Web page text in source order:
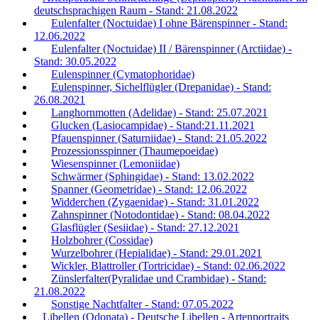
deutschsprachigen Raum - Stand: 21.08.2022
Eulenfalter (Noctuidae) I ohne Bärenspinner - Stand:
12.06.2022
Eulenfalter (Noctuidae) II / Bärenspinner (Arctiidae) -
Stand: 30.05.2022
Eulenspinner (Cymatophoridae)
Eulenspinner, Sichelflügler (Drepanidae) - Stand:
26.08.2021
Langhornmotten (Adelidae) - Stand: 25.07.2021
Glucken (Lasiocampidae) - Stand:21.11.2021
Pfauenspinner (Saturniidae) - Stand: 21.05.2022
Prozessionsspinner (Thaumepoeidae)
Wiesenspinner (Lemoniidae)
Schwärmer (Sphingidae) - Stand: 13.02.2022
Spanner (Geometridae) - Stand: 12.06.2022
Widderchen (Zygaenidae) - Stand: 31.01.2022
Zahnspinner (Notodontidae) - Stand: 08.04.2022
Glasflügler (Sesiidae) - Stand: 27.12.2021
Holzbohrer (Cossidae)
Wurzelbohrer (Hepialidae) - Stand: 29.01.2021
Wickler, Blattroller (Tortricidae) - Stand: 02.06.2022
Zünslerfalter(Pyralidae und Crambidae) - Stand:
21.08.2022
Sonstige Nachtfalter - Stand: 07.05.2022
Libellen (Odonata) - Deutsche Libellen - Artenportraits